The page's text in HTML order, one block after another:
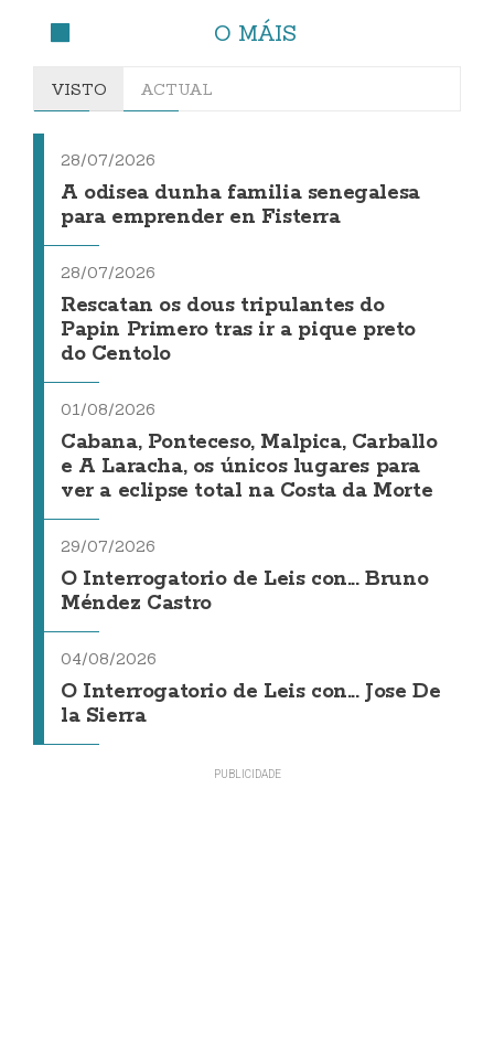
O MÁIS
VISTO ACTUAL
28/07/2026
A odisea dunha familia senegalesa
para emprender en Fisterra
28/07/2026
Rescatan os dous tripulantes do
Papin Primero tras ir a pique preto
do Centolo
01/08/2026
Cabana, Ponteceso, Malpica, Carballo
e A Laracha, os únicos lugares para
ver a eclipse total na Costa da Morte
29/07/2026
O Interrogatorio de Leis con... Bruno
Méndez Castro
04/08/2026
O Interrogatorio de Leis con... Jose De
la Sierra